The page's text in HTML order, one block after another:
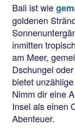
Bali ist wie
goldenen
inmitten
am Meer,
Dschungel
bietet
Nimm dir eine
Insel als einen
Abenteuer.